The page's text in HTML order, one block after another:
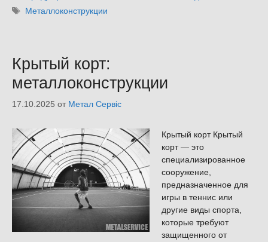
Метки
Металлоконструкции
Крытый корт:
металлоконструкции
17.10.2025 от Метал Сервіс
Крытый корт Крытый
корт — это
специализированное
сооружение,
предназначенное для
игры в теннис или
другие виды спорта,
которые требуют
защищенного от